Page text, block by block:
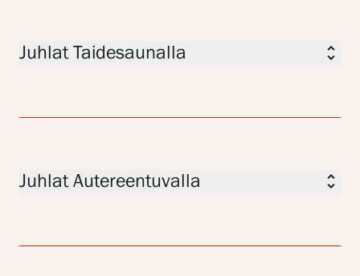
Juhlat Taidesaunalla unfold_more
Juhlat Autereentuvalla unfold_more